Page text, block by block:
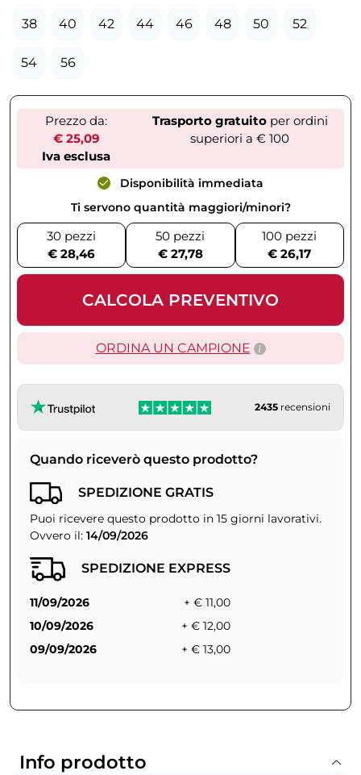
38 40 42 44 46 48 50 52
54 56
Prezzo da:
€ 25,09
Iva esclusa
Trasporto gratuitoper ordini
superiori a € 100
Disponibilità immediata
Ti servono quantità maggiori/minori?
30 pezzi
€ 28,46
50 pezzi
€ 27,78
100 pezzi
€ 26,17
CALCOLA PREVENTIVO
ORDINA UN CAMPIONE
2435 recensioni
Quando riceverò questo prodotto?
SPEDIZIONE GRATIS
Puoi ricevere questo prodotto in 15 giorni lavorativi.
Ovvero il: 14/09/2026
SPEDIZIONE EXPRESS
11/09/2026
+ € 11,00
10/09/2026
+ € 12,00
09/09/2026
+ € 13,00
Info prodotto